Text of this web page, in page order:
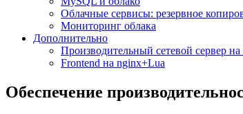
Облачные сервисы: резервное
Мониторинг облака
Дополнительно
Производительный сетевой сервер на
Frontend на nginx+Lua
Обеспечение